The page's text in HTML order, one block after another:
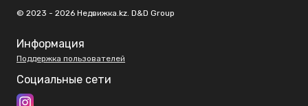
© 2023 - 2026 Недвижка.kz. D&D Group
Информация
Поддержка пользователей
Социальные сети